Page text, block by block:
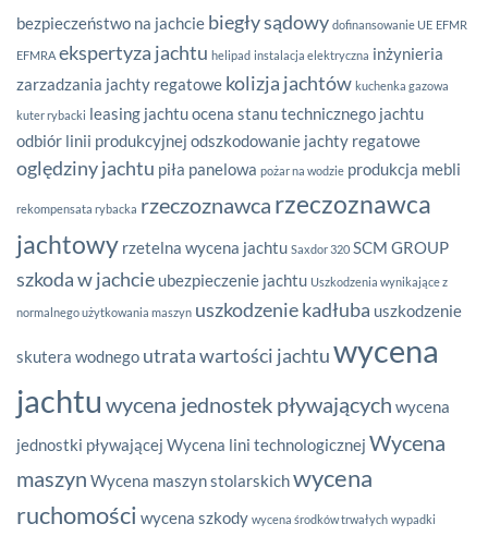
bezpieczeństwo na jachcie biegły sądowy dofinansowanie UE EFMR
EFMRA ekspertyza jachtu helipad instalacja elektryczna inżynieria
zarzadzania jachty regatowe kolizja jachtów kuchenka gazowa
kuter rybacki leasing jachtuocena stanu technicznego jachtu
odbiór linii produkcyjnej odszkodowanie jachty regatowe
oględziny jachtu piła panelowa pożar na wodzie produkcja mebli
rekompensata rybacka rzeczoznawca rzeczoznawca
jachtowy rzetelna wycena jachtu Saxdor 320 SCM GROUP
szkoda w jachcie ubezpieczenie jachtu Uszkodzenia wynikające z
normalnego użytkowania maszyn uszkodzenie kadłuba uszkodzenie
skutera wodnego utrata wartości jachtuwycena
jachtu wycena jednostek pływających wycena
jednostki pływającej Wycena lini technologicznej Wycena
maszyn Wycena maszyn stolarskichwycena
ruchomości wycena szkody wycena środków trwałych wypadki